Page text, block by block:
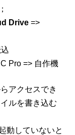
Drive =>
Pro => 自作機
アクセスでき
ルを書き込む
動していないと